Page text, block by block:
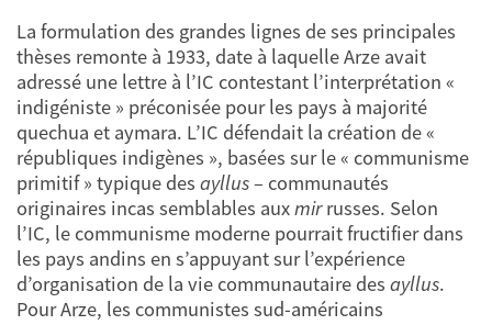
La formulation des grandes lignes de ses principales
thèses remonte à 1933, date à laquelle Arze avait
adressé une lettre à l’IC contestant l’interprétation «
indigéniste » préconisée pour les pays à majorité
quechua et aymara. L’IC défendait la création de «
républiques indigènes », basées sur le « communisme
primitif » typique des ayllus– communautés
originaires incas semblables auxmirrusses. Selon
l’IC, le communisme moderne pourrait fructifier dans
les pays andins en s’appuyant sur l’expérience
d’organisation de la vie communautaire des ayllus.
Pour Arze, les communistes sud-américains